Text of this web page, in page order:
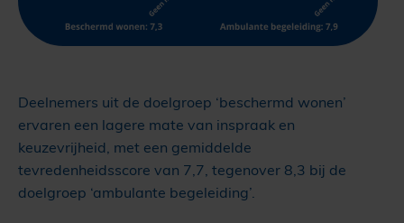
Deelnemers uit de doelgroep ‘beschermd wonen’
ervaren een lagere mate van inspraak en
keuzevrijheid, met een gemiddelde
tevredenheidsscore van 7,7, tegenover 8,3 bij de
doelgroep ‘ambulante begeleiding’.